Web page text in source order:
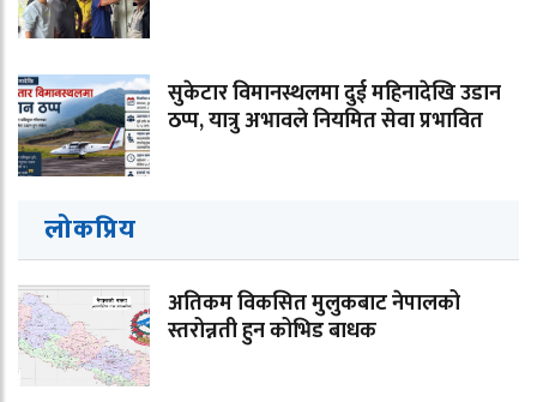
सुकेटार विमानस्थलमा दुई महिनादेखि उडान
ठप्प, यात्रु अभावले नियमित सेवा प्रभावित
लोकप्रिय
अतिकम विकसित मुलुकबाट नेपालको
स्तरोन्नती हुन कोभिड बाधक